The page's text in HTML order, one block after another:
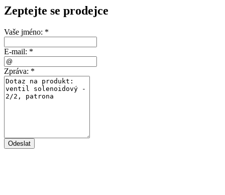
Zeptejte se prodejce
Vaše jméno: *
E-mail: *
Zpráva: *